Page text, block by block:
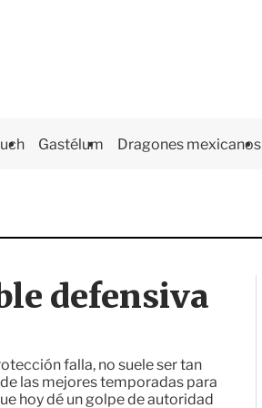
Gastélum Dragones mexicanos
defensiva
falla, no suele ser tan
las mejores temporadas para
hoy dé un golpe de autoridad